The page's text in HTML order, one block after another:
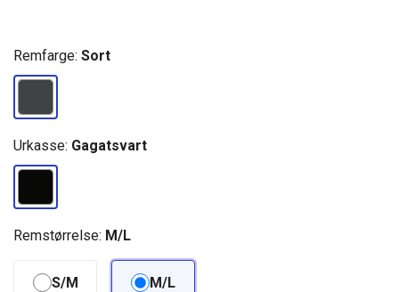
Remfarge: Sort
Urkasse: Gagatsvart
Remstørrelse: M/L
S/M M/L